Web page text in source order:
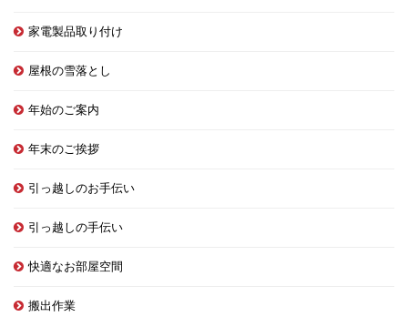
家電製品取り付け
屋根の雪落とし
年始のご案内
年末のご挨拶
引っ越しのお手伝い
引っ越しの手伝い
快適なお部屋空間
搬出作業